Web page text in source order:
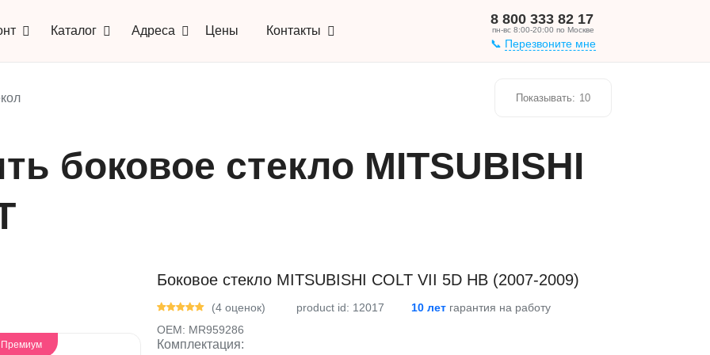
Каталог Адреса Цены Контакты
8 800 333 82 17
пн-вс 8:00-20:00 по Москве
Перезвоните мне
Показывать: 10
боковое стекло MITSUBISHI
Премиум
Боковое стекло MITSUBISHI COLT VII 5D HB (2007-2009)
(4 оценок) product id: 12017 10 лет гарантия на работу
OEM: MR959286
Комплектация: